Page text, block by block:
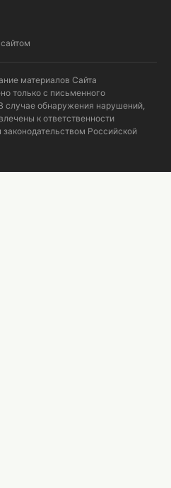
материалов Сайта
только с письменного
случае обнаружения нарушений,
к ответственности
Российской